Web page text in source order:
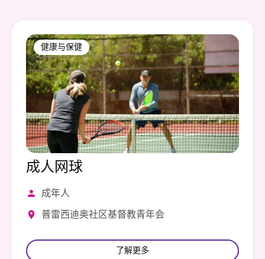
健康与保健
成人网球
成年人
普雷西迪奥社区基督教青年会
了解更多